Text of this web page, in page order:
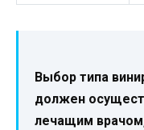
Выбор типа
должен
лечащим